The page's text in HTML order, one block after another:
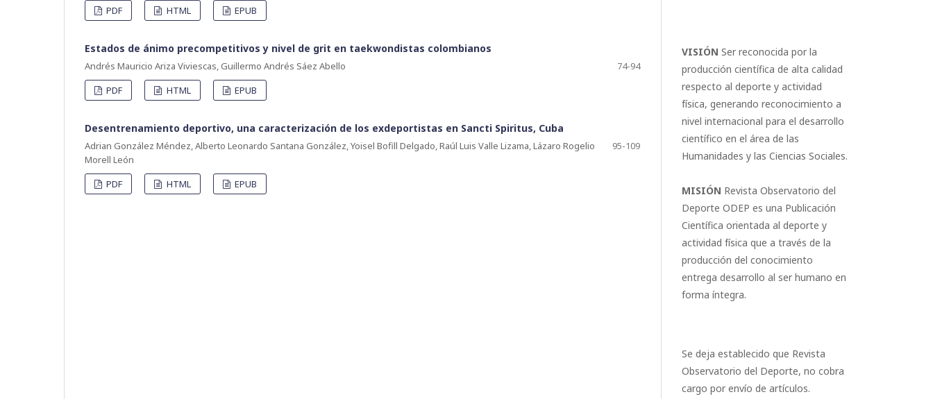
PDF
HTML EPUB
Estados de ánimo precompetitivos y nivel de grit en taekwondistas colombianos
Andrés Mauricio Ariza Viviescas, Guillermo Andrés Sáez Abello
74-94
PDF
HTML EPUB
Desentrenamiento deportivo, una caracterización de los exdeportistas en Sancti Spiritus, Cuba
Adrian González Méndez, Alberto Leonardo Santana González, Yoisel Bofill Delgado, Raúl Luis Valle Lizama, Lázaro Rogelio
Morell León
95-109
PDF HTML EPUB
VISIÓN Ser reconocida por la
producción científica de alta calidad
respecto al deporte y actividad
física, generando reconocimiento a
nivel internacional para el desarrollo
científico en el área de las
Humanidades y las Ciencias Sociales.
MISIÓN Revista Observatorio del
Deporte ODEP es una Publicación
Científica orientada al deporte y
actividad física que a través de la
producción del conocimiento
entrega desarrollo al ser humano en
forma íntegra.
Se deja establecido que Revista
Observatorio del Deporte, no cobra
cargo por envío de artículos.